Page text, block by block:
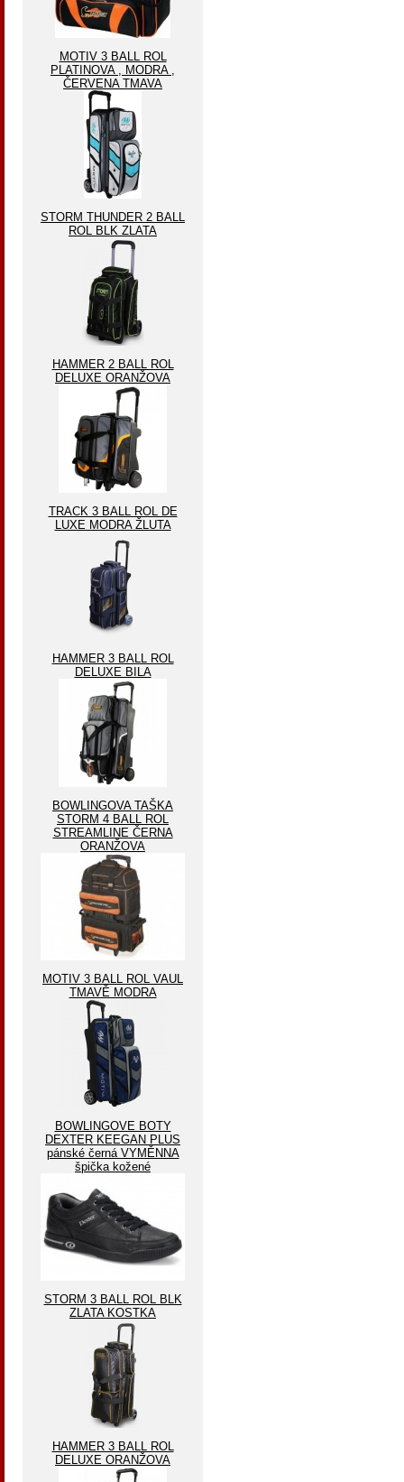
MOTIV 3 BALL ROL
PLATINOVA , MODRA ,
ČERVENA TMAVA
STORM THUNDER 2 BALL
ROL BLK ZLATA
HAMMER 2 BALL ROL
DELUXE ORANŽOVA
TRACK 3 BALL ROL DE
LUXE MODRA ŽLUTA
HAMMER 3 BALL ROL
DELUXE BILA
BOWLINGOVA TAŠKA
STORM 4 BALL ROL
STREAMLINE ČERNA
ORANŽOVA
MOTIV 3 BALL ROL VAUL
TMAVĚ MODRA
BOWLINGOVE BOTY
DEXTER KEEGAN PLUS
pánské černá VYMĚNNA
špička kožené
STORM 3 BALL ROL BLK
ZLATA KOSTKA
HAMMER 3 BALL ROL
DELUXE ORANŽOVA